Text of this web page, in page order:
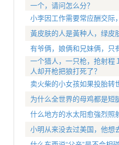
一个，请问怎么分？
小李因工作需要常应酬交际
黃皮肤的人是黃种人，绿皮
有爷俩，娘俩和兄妹俩，只
一个猎人，一只枪，抢射程
人却开枪把狼打死了？
卖火柴的小女孩如果投胎转
为什么全世界的母鸡都是短
什么地方的水太阳愈強烈照
小明从来没去过美国，他想